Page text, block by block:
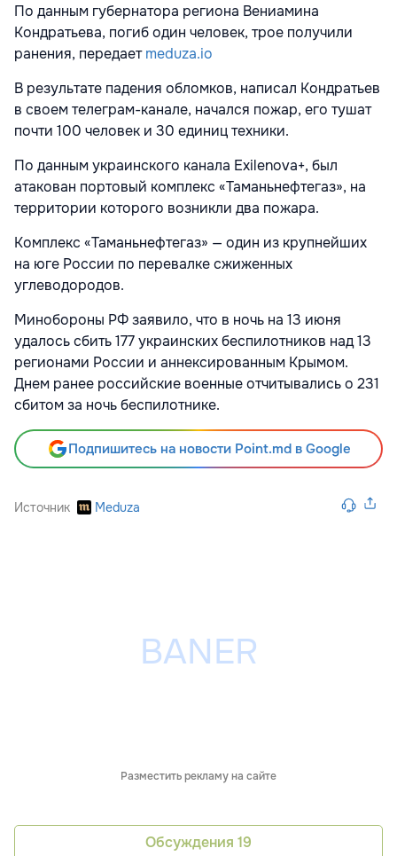
По данным губернатора региона Вениамина
Кондратьева, погиб один человек, трое получили
ранения, передаетmeduza.io
В результате падения обломков, написал Кондратьев
в своем телеграм-канале, начался пожар, его тушат
почти 100 человек и 30 единиц техники.
По данным украинского канала Exilenova+, был
атакован портовый комплекс «Таманьнефтегаз», на
территории которого возникли два пожара.
Комплекс «Таманьнефтегаз» — один из крупнейших
на юге России по перевалке сжиженных
углеводородов.
Минобороны РФ заявило, что в ночь на 13 июня
удалось сбить 177 украинских беспилотников над 13
регионами России и аннексированным Крымом.
Днем ранее российские военные отчитывались о 231
сбитом за ночь беспилотнике.
Подпишитесь на новости Point.md в Google
Источник Meduza
Разместить рекламу на сайте
Обсуждения 19